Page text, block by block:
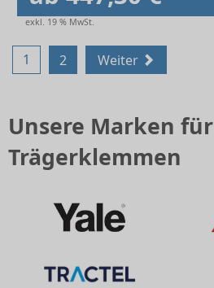
exkl. 19 % MwSt.
1 2 Weiter
Unsere Marken für
Trägerklemmen